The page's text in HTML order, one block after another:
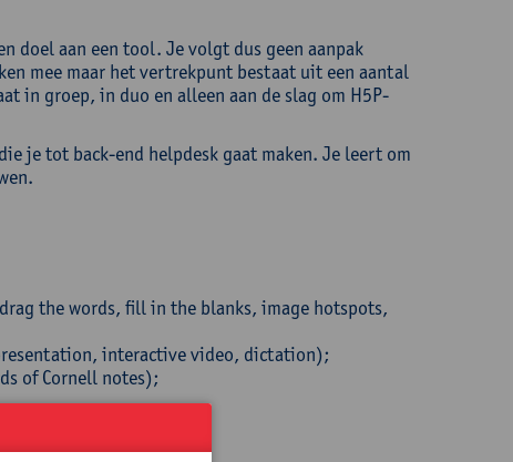
doel aan een tool. Je volgt dus geen aanpak
mee maar het vertrekpunt bestaat uit een aantal
in groep, in duo en alleen aan de slag om H5P-
je tot back-end helpdesk gaat maken. Je leert om
the words, fill in the blanks, image hotspots,
interactive video, dictation);
of Cornell notes);